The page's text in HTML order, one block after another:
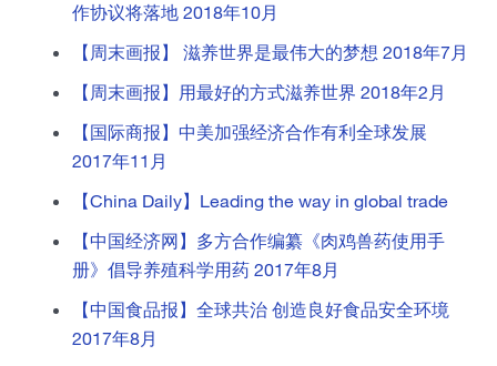
作协议将落地 2018年10月
【周末画报】 滋养世界是最伟大的梦想 2018年7月
【周末画报】用最好的方式滋养世界 2018年2月
【国际商报】中美加强经济合作有利全球发展
2017年11月
【China Daily】Leading the way in global trade
【中国经济网】多方合作编纂《肉鸡兽药使用手
册》倡导养殖科学用药 2017年8月
【中国食品报】全球共治 创造良好食品安全环境
2017年8月